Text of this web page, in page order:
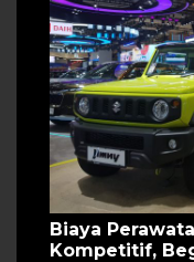
Biaya
Kompetitif,